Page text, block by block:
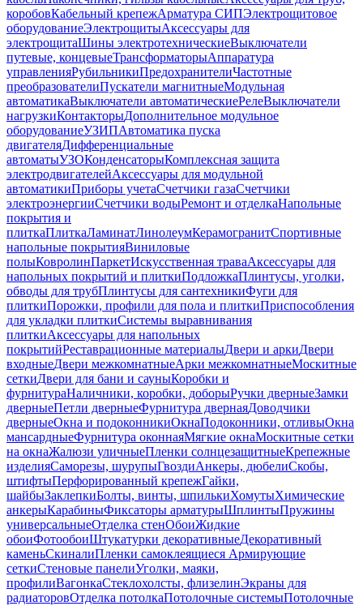
коробовКабельный крепежАрматура СИПЭлектрощитовое
оборудованиеЭлектрощитыАксессуары для
электрощитаШины электротехническиеВыключатели
путевые, концевыеТрансформаторыАппаратура
управленияРубильникиПредохранителиЧастотные
преобразователиПускатели магнитныеМодульная
автоматикаВыключатели автоматическиеРелеВыключатели
нагрузкиКонтакторыДополнительное модульное
оборудованиеУЗИПАвтоматика пуска
двигателяДифференциальные
автоматыУЗОКонденсаторыКомплексная защита
электродвигателейАксессуары для модульной
автоматикиПриборы учетаСчетчики газаСчетчики
электроэнергииСчетчики водыРемонт и отделкаНапольные
покрытия и
плиткаПлиткаЛаминатЛинолеумКерамогранитСпортивные
напольные покрытияВиниловые
полыКовролинПаркетИскусственная траваАксессуары для
напольных покрытий и плиткиПодложкаПлинтусы, уголки,
обводы для трубПлинтусы для сантехникиФуги для
плиткиПорожки, профили для пола и плиткиПриспособления
для укладки плиткиСистемы выравнивания
плиткиАксессуары для напольных
покрытийРеставрационные материалыДвери и аркиДвери
входныеДвери межкомнатныеАрки межкомнатныеМоскитные
сеткиДвери для бани и сауныКоробки и
фурнитураНаличники, коробки, доборыРучки дверныеЗамки
дверныеПетли дверныеФурнитура двернаяДоводчики
дверныеОкна и подоконникиОкнаПодоконники, отливыОкна
мансардныеФурнитура оконнаяМягкие окнаМоскитные сетки
на окнаЖалюзи уличныеПленки солнцезащитныеКрепежные
изделияСаморезы, шурупыГвоздиАнкеры, дюбелиСкобы,
штифтыПерфорированный крепежГайки,
шайбыЗаклепкиБолты, винты, шпилькиХомутыХимические
анкерыКарабиныФиксаторы арматурыШплинтыПружины
универсальныеОтделка стенОбоиЖидкие
обоиФотообоиШтукатурки декоративныеДекоративный
каменьСкиналиПленки самоклеящиеся Армирующие
сеткиСтеновые панелиУголки, маяки,
профилиВагонкаСтеклохолсты, флизелинЭкраны для
радиаторовОтделка потолкаПотолочные системыПотолочные